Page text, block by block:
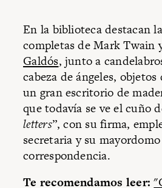
En la biblioteca destacan
completas de Mark Twain
Galdós, junto a
cabeza de ángeles, objetos
un gran escritorio de
que todavía se ve el cuño
letters”, con su firma,
secretaria y su
correspondencia.
Te recomendamos leer: